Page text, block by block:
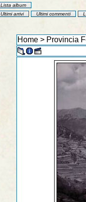
Lista album
Ultimi arrivi
Ultimi commenti
Home> Provincia